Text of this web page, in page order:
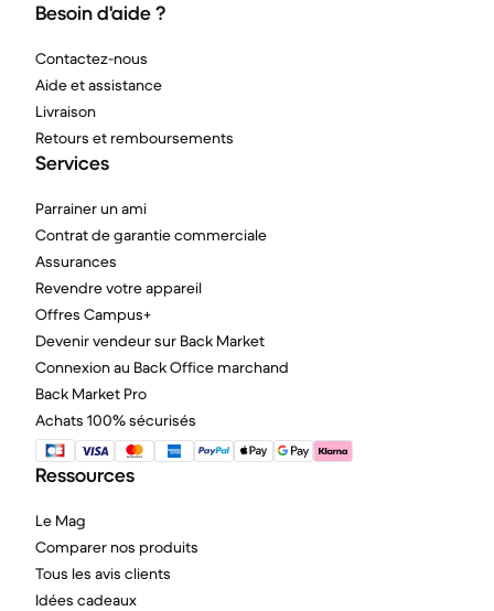
Besoin d'aide ?
Contactez-nous
Aide et assistance
Livraison
Retours et remboursements
Services
Parrainer un ami
Contrat de garantie commerciale
Assurances
Revendre votre appareil
Offres Campus+
Devenir vendeur sur Back Market
Connexion au Back Office marchand
Back Market Pro
Achats 100% sécurisés
Ressources
Le Mag
Comparer nos produits
Tous les avis clients
Idées cadeaux